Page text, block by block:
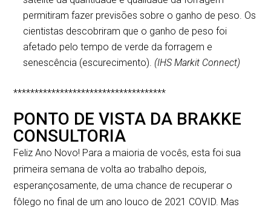
permitiram fazer previsões sobre o ganho de peso. Os
cientistas descobriram que o ganho de peso foi
afetado pelo tempo de verde da forragem e
senescência (escurecimento). (IHS Markit Connect)
************************************
PONTO DE VISTA DA BRAKKE
CONSULTORIA
Feliz Ano Novo! Para a maioria de vocês, esta foi sua
primeira semana de volta ao trabalho depois,
esperançosamente, de uma chance de recuperar o
fôlego no final de um ano louco de 2021 COVID. Mas